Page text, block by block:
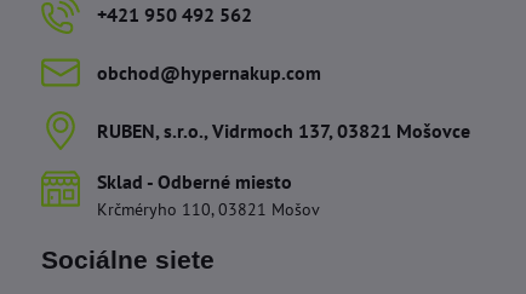
+421 950 492 562
obchod​@hypernakup​.com
RUBEN, s​.r​.o​., Vidrmoch 137, 03821 Mošovce
Sklad - Odberné miesto
Krčméryho 110, 03821 Mošov
Sociálne siete